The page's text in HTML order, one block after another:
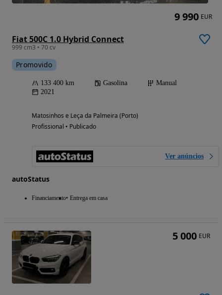
Fiat 500C 1.0 Hybrid Connect
999 cm3 • 70 cv
Promovido
133 400 km Gasolina
Manual
2021
Matosinhos e Leça da Palmeira (Porto)
Profissional • Publicado
Ver anúncios
autoStatus
Financiamento Entrega em casa
9 990 EUR
5 000 EUR